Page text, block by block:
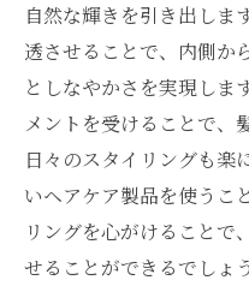
自然な輝きを引き出しま
透させることで、内側か
としなやかさを実現しま
メントを受けることで、
日々のスタイリングも楽
いヘアケア製品を使うこ
リングを心がけることで
せることができるでしょ